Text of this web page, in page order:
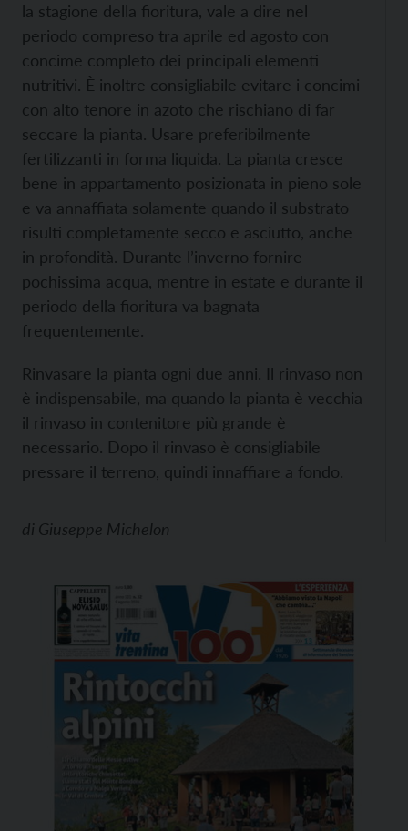
la stagione della fioritura, vale a dire nel
periodo compreso tra aprile ed agosto con
concime completo dei principali elementi
nutritivi. È inoltre consigliabile evitare i concimi
con alto tenore in azoto che rischiano di far
seccare la pianta. Usare preferibilmente
fertilizzanti in forma liquida. La pianta cresce
bene in appartamento posizionata in pieno sole
e va annaffiata solamente quando il substrato
risulti completamente secco e asciutto, anche
in profondità. Durante l’inverno fornire
pochissima acqua, mentre in estate e durante il
periodo della fioritura va bagnata
frequentemente.
Rinvasare la pianta ogni due anni. Il rinvaso non
è indispensabile, ma quando la pianta è vecchia
il rinvaso in contenitore più grande è
necessario. Dopo il rinvaso è consigliabile
pressare il terreno, quindi innaffiare a fondo.
di Giuseppe Michelon